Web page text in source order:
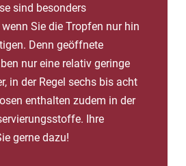
sind besonders
Sie die Tropfen nur hin
Denn geöffnete
nur eine relativ geringe
in der Regel sechs bis acht
enthalten zudem in der
Ihre
gerne dazu!